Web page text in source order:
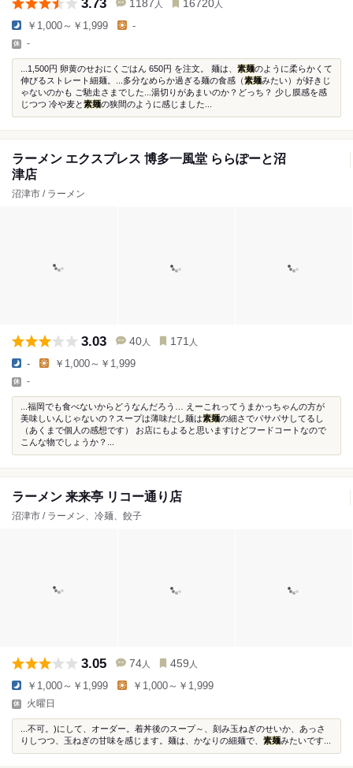
3.73 1187 人 16720 人
￥1,000～￥1,999 -
-
...1,500円 卵黄のせおにくごはん 650円 を注文。 麺は、 素麺のように柔らかくて
伸びるストレート細麺。...多分なめらか過ぎる麺の食感（素麺みたい）が好きじ
ゃないのかも ご馳走さまでした...湯切りがあまいのか？どっち？ 少し膜感を感
じつつ 冷や麦と素麺の狭間のように感じました...
ラーメン エクスプレス 博多一風堂 ららぽーと沼
津店
沼津市 / ラーメン
3.03 40 人 171 人
- ￥1,000～￥1,999
-
...福岡でも食べないからどうなんだろう… えーこれってうまかっちゃんの方が
美味しいんじゃないの？スープは薄味だし麺は素麺の細さでパサパサしてるし
（あくまで個人の感想です） お店にもよると思いますけどフードコートなので
こんな物でしょうか？...
ラーメン 来来亭 リコー通り店
沼津市 / ラーメン、冷麺、餃子
3.05 74 人 459 人
￥1,000～￥1,999 ￥1,000～￥1,999
火曜日
...不可。)にして、オーダー。着丼後のスープ～、刻み玉ねぎのせいか、あっさ
りしつつ、玉ねぎの甘味を感じます。麺は、かなりの細麺で、 素麺みたいです...